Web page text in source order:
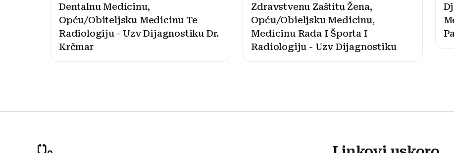
Dentalnu Medicinu,
Opću/Obiteljsku Medicinu Te
Radiologiju - Uzv Dijagnostiku Dr.
Krčmar
Zdravstvenu Zaštitu Žena,
Opću/Obieljsku Medicinu,
Medicinu Rada I Športa I
Radiologiju - Uzv Dijagnostiku